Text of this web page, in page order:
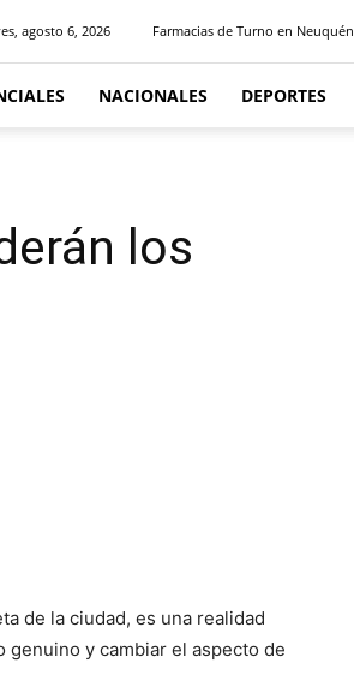
agosto 6, 2026 Farmacias de Turno en Neuquén
NACIONALES DEPORTES
los
de la ciudad, es una realidad
genuino y cambiar el aspecto de